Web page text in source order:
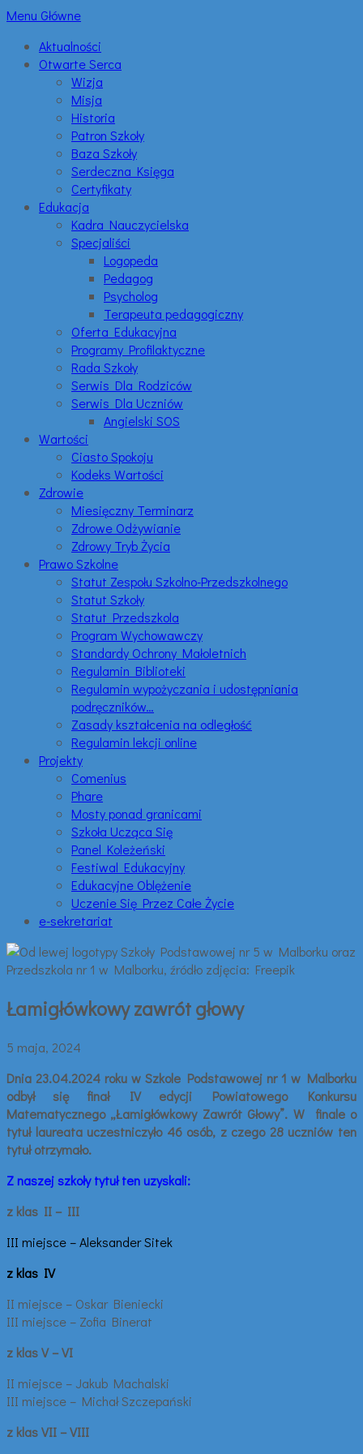
Menu Główne
Aktualności
Otwarte Serca
Wizja
Misja
Historia
Patron Szkoły
Baza Szkoły
Serdeczna Księga
Certyfikaty
Edukacja
Kadra Nauczycielska
Specjaliści
Logopeda
Pedagog
Psycholog
Terapeuta pedagogiczny
Oferta Edukacyjna
Programy Profilaktyczne
Rada Szkoły
Serwis Dla Rodziców
Serwis Dla Uczniów
Angielski SOS
Wartości
Ciasto Spokoju
Kodeks Wartości
Zdrowie
Miesięczny Terminarz
Zdrowe Odżywianie
Zdrowy Tryb Życia
Prawo Szkolne
Statut Zespołu Szkolno-Przedszkolnego
Statut Szkoły
Statut Przedszkola
Program Wychowawczy
Standardy Ochrony Małoletnich
Regulamin Biblioteki
Regulamin wypożyczania i udostępniania
podręczników…
Zasady kształcenia na odległość
Regulamin lekcji online
Projekty
Comenius
Phare
Mosty ponad granicami
Szkoła Ucząca Się
Panel Koleżeński
Festiwal Edukacyjny
Edukacyjne Oblężenie
Uczenie Się Przez Całe Życie
e-sekretariat
Łamigłówkowy zawrót głowy
5 maja, 2024
Dnia 23.04.2024 roku w Szkole Podstawowej nr 1 w Malborku
odbył się finał IV edycji Powiatowego Konkursu
Matematycznego „Łamigłówkowy Zawrót Głowy”. W finale o
tytuł laureata uczestniczyło 46 osób, z czego 28 uczniów ten
tytuł otrzymało.
Z naszej szkoły tytuł ten uzyskali:
z klas II – III
III miejsce – Aleksander Sitek
z klas IV
II miejsce – Oskar Bieniecki
III miejsce – Zofia Binerat
z klas V – VI
II miejsce – Jakub Machalski
III miejsce – Michał Szczepański
z klas VII – VIII